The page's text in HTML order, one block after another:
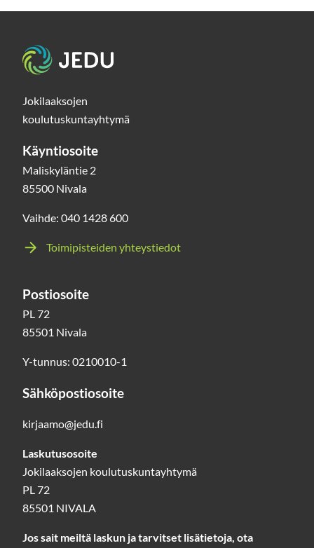
Etusivu
Jokilaaksojen
koulutuskuntayhtymä
Käyntiosoite
Maliskyläntie 2
85500 Nivala
Vaihde: 040 1428 600
Toimipisteiden yhteystiedot
Postiosoite
PL 72
85501 Nivala
Y-tunnus: 0210010-1
Sähköpostiosoite
kirjaamo@jedu.fi
Laskutusosoite
Jokilaaksojen koulutuskuntayhtymä
PL 72
85501 NIVALA
Jos sait meiltä laskun ja tarvitset lisätietoja, ota